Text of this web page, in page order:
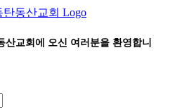
산교회에 오신 여러분을 환영합니